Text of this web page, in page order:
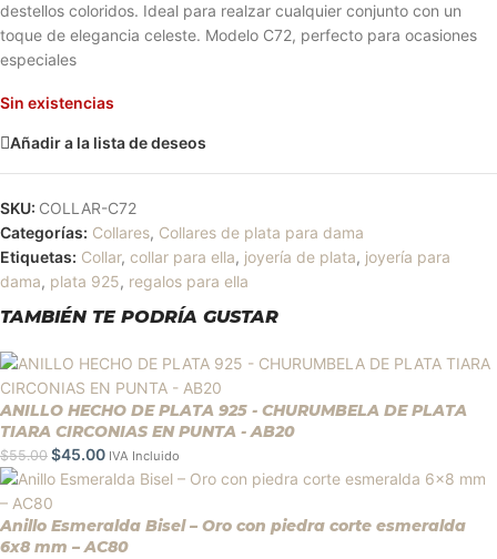
destellos coloridos. Ideal para realzar cualquier conjunto con un
toque de elegancia celeste. Modelo C72, perfecto para ocasiones
especiales
Sin existencias
Añadir a la lista de deseos
SKU: COLLAR-C72
Categorías: Collares, Collares de plata para dama
Etiquetas: Collar, collar para ella, joyería de plata, joyería para
dama, plata 925, regalos para ella
TAMBIÉN TE PODRÍA GUSTAR
ANILLO HECHO DE PLATA 925 - CHURUMBELA DE PLATA
TIARA CIRCONIAS EN PUNTA - AB20
$55.00 $45.00 IVA Incluido
Anillo Esmeralda Bisel – Oro con piedra corte esmeralda
6x8 mm – AC80